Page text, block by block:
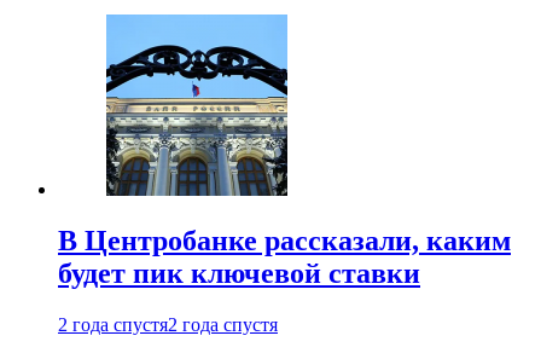
В Центробанке рассказали, каким
будет пик ключевой ставки
2 года спустя2 года спустя